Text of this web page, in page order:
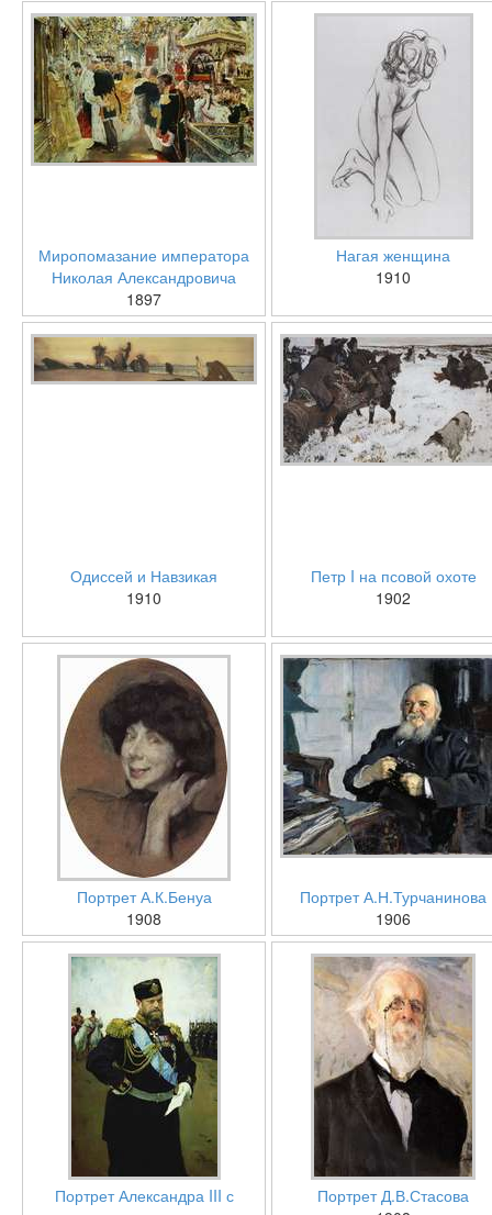
Миропомазание императора
Николая Александровича
1897
Нагая женщина
1910
Одиссей и Навзикая
1910
Петр I на псовой охоте
1902
Портрет А.К.Бенуа
1908
Портрет А.Н.Турчанинова
1906
Портрет Александра III с
Портрет Д.В.Стасова